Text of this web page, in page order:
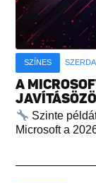
SZÍNES
A
Szinte
Microsoft a